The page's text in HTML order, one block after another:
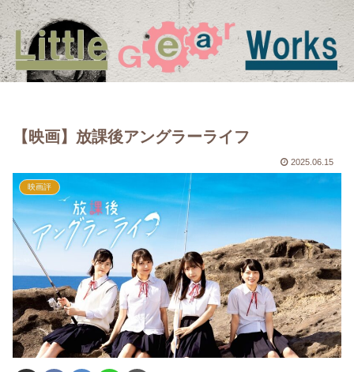
【映画】放課後アングラーライフ
2025.06.15
映画評